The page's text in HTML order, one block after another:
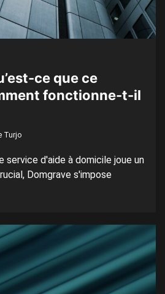
ce que ce
fonctionne-t-il
Turjo
service d'aide à domicile joue un
Domgrave s'impose